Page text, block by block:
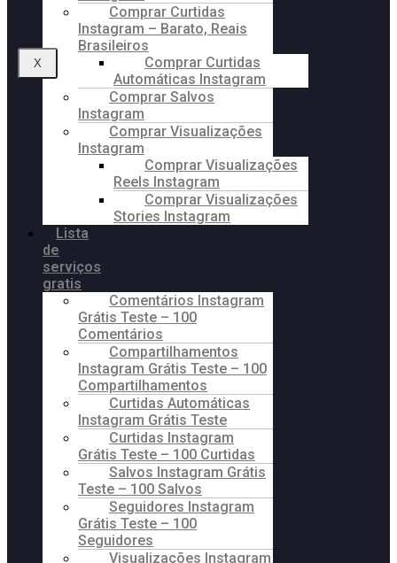
X
Comprar Curtidas
Instagram – Barato, Reais
Brasileiros
Comprar Curtidas
Automáticas Instagram
Comprar Salvos
Instagram
Comprar Visualizações
Instagram
Comprar Visualizações
Reels Instagram
Comprar Visualizações
Stories Instagram
Lista
de
serviços
gratis
Comentários Instagram
Grátis Teste – 100
Comentários
Compartilhamentos
Instagram Grátis Teste – 100
Compartilhamentos
Curtidas Automáticas
Instagram Grátis Teste
Curtidas Instagram
Grátis Teste – 100 Curtidas
Salvos Instagram Grátis
Teste – 100 Salvos
Seguidores Instagram
Grátis Teste – 100
Seguidores
Visualizações Instagram